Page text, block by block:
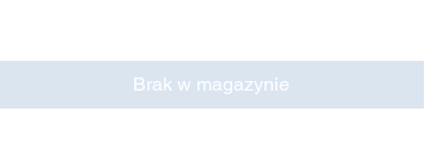
Brak w magazynie